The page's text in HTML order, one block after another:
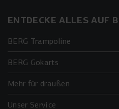
ENTDECKE ALLES AUF
BERG Trampoline
BERG Gokarts
Mehr für draußen
Unser Service